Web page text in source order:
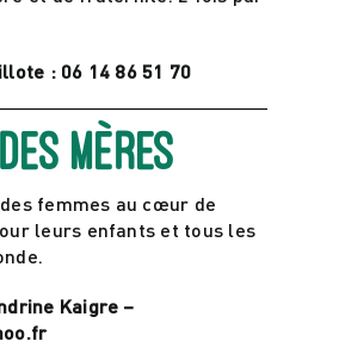
: 06 14 86 51 70
mères
femmes au cœur de
leurs enfants et tous les
Kaigre –